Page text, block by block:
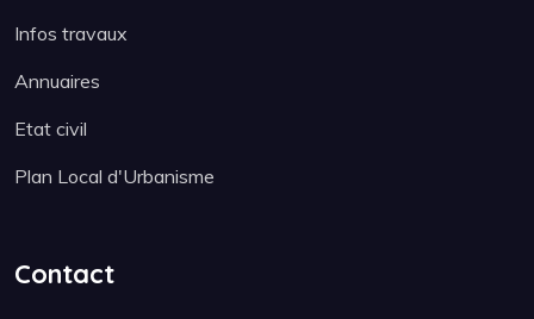
Infos travaux
Annuaires
Etat civil
Plan Local d'Urbanisme
Contact